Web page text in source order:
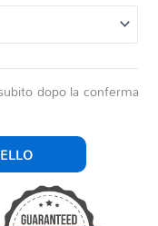
dopo la conferma